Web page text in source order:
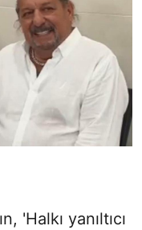
'Halkı yanıltıcı